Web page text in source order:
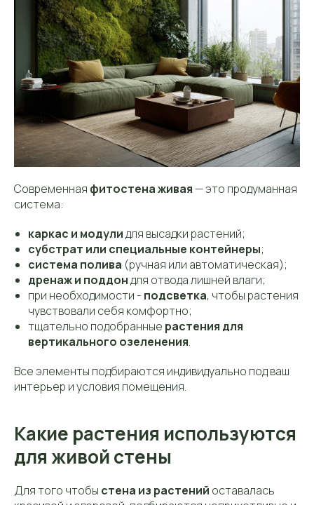
Современная фитостена живая — это продуманная
система:
каркас и модулидля высадки растений;
субстрат или специальные контейнеры;
система полива (ручная или автоматическая);
дренаж и поддондля отвода лишней влаги;
при необходимости - подсветка, чтобы растения
чувствовали себя комфортно;
тщательно подобранные растения для
вертикального озеленения.
Все элементы подбираются индивидуально под ваш
интерьер и условия помещения.
Какие растения используются
для живой стены
Для того чтобы стена из растений оставалась